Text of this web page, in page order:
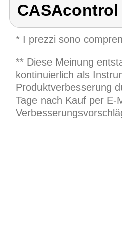
CASAcontrol
* I prezzi sono
** Diese Meinung
kontinuierlich als
Produktverbesserung
Tage nach Kauf per E-